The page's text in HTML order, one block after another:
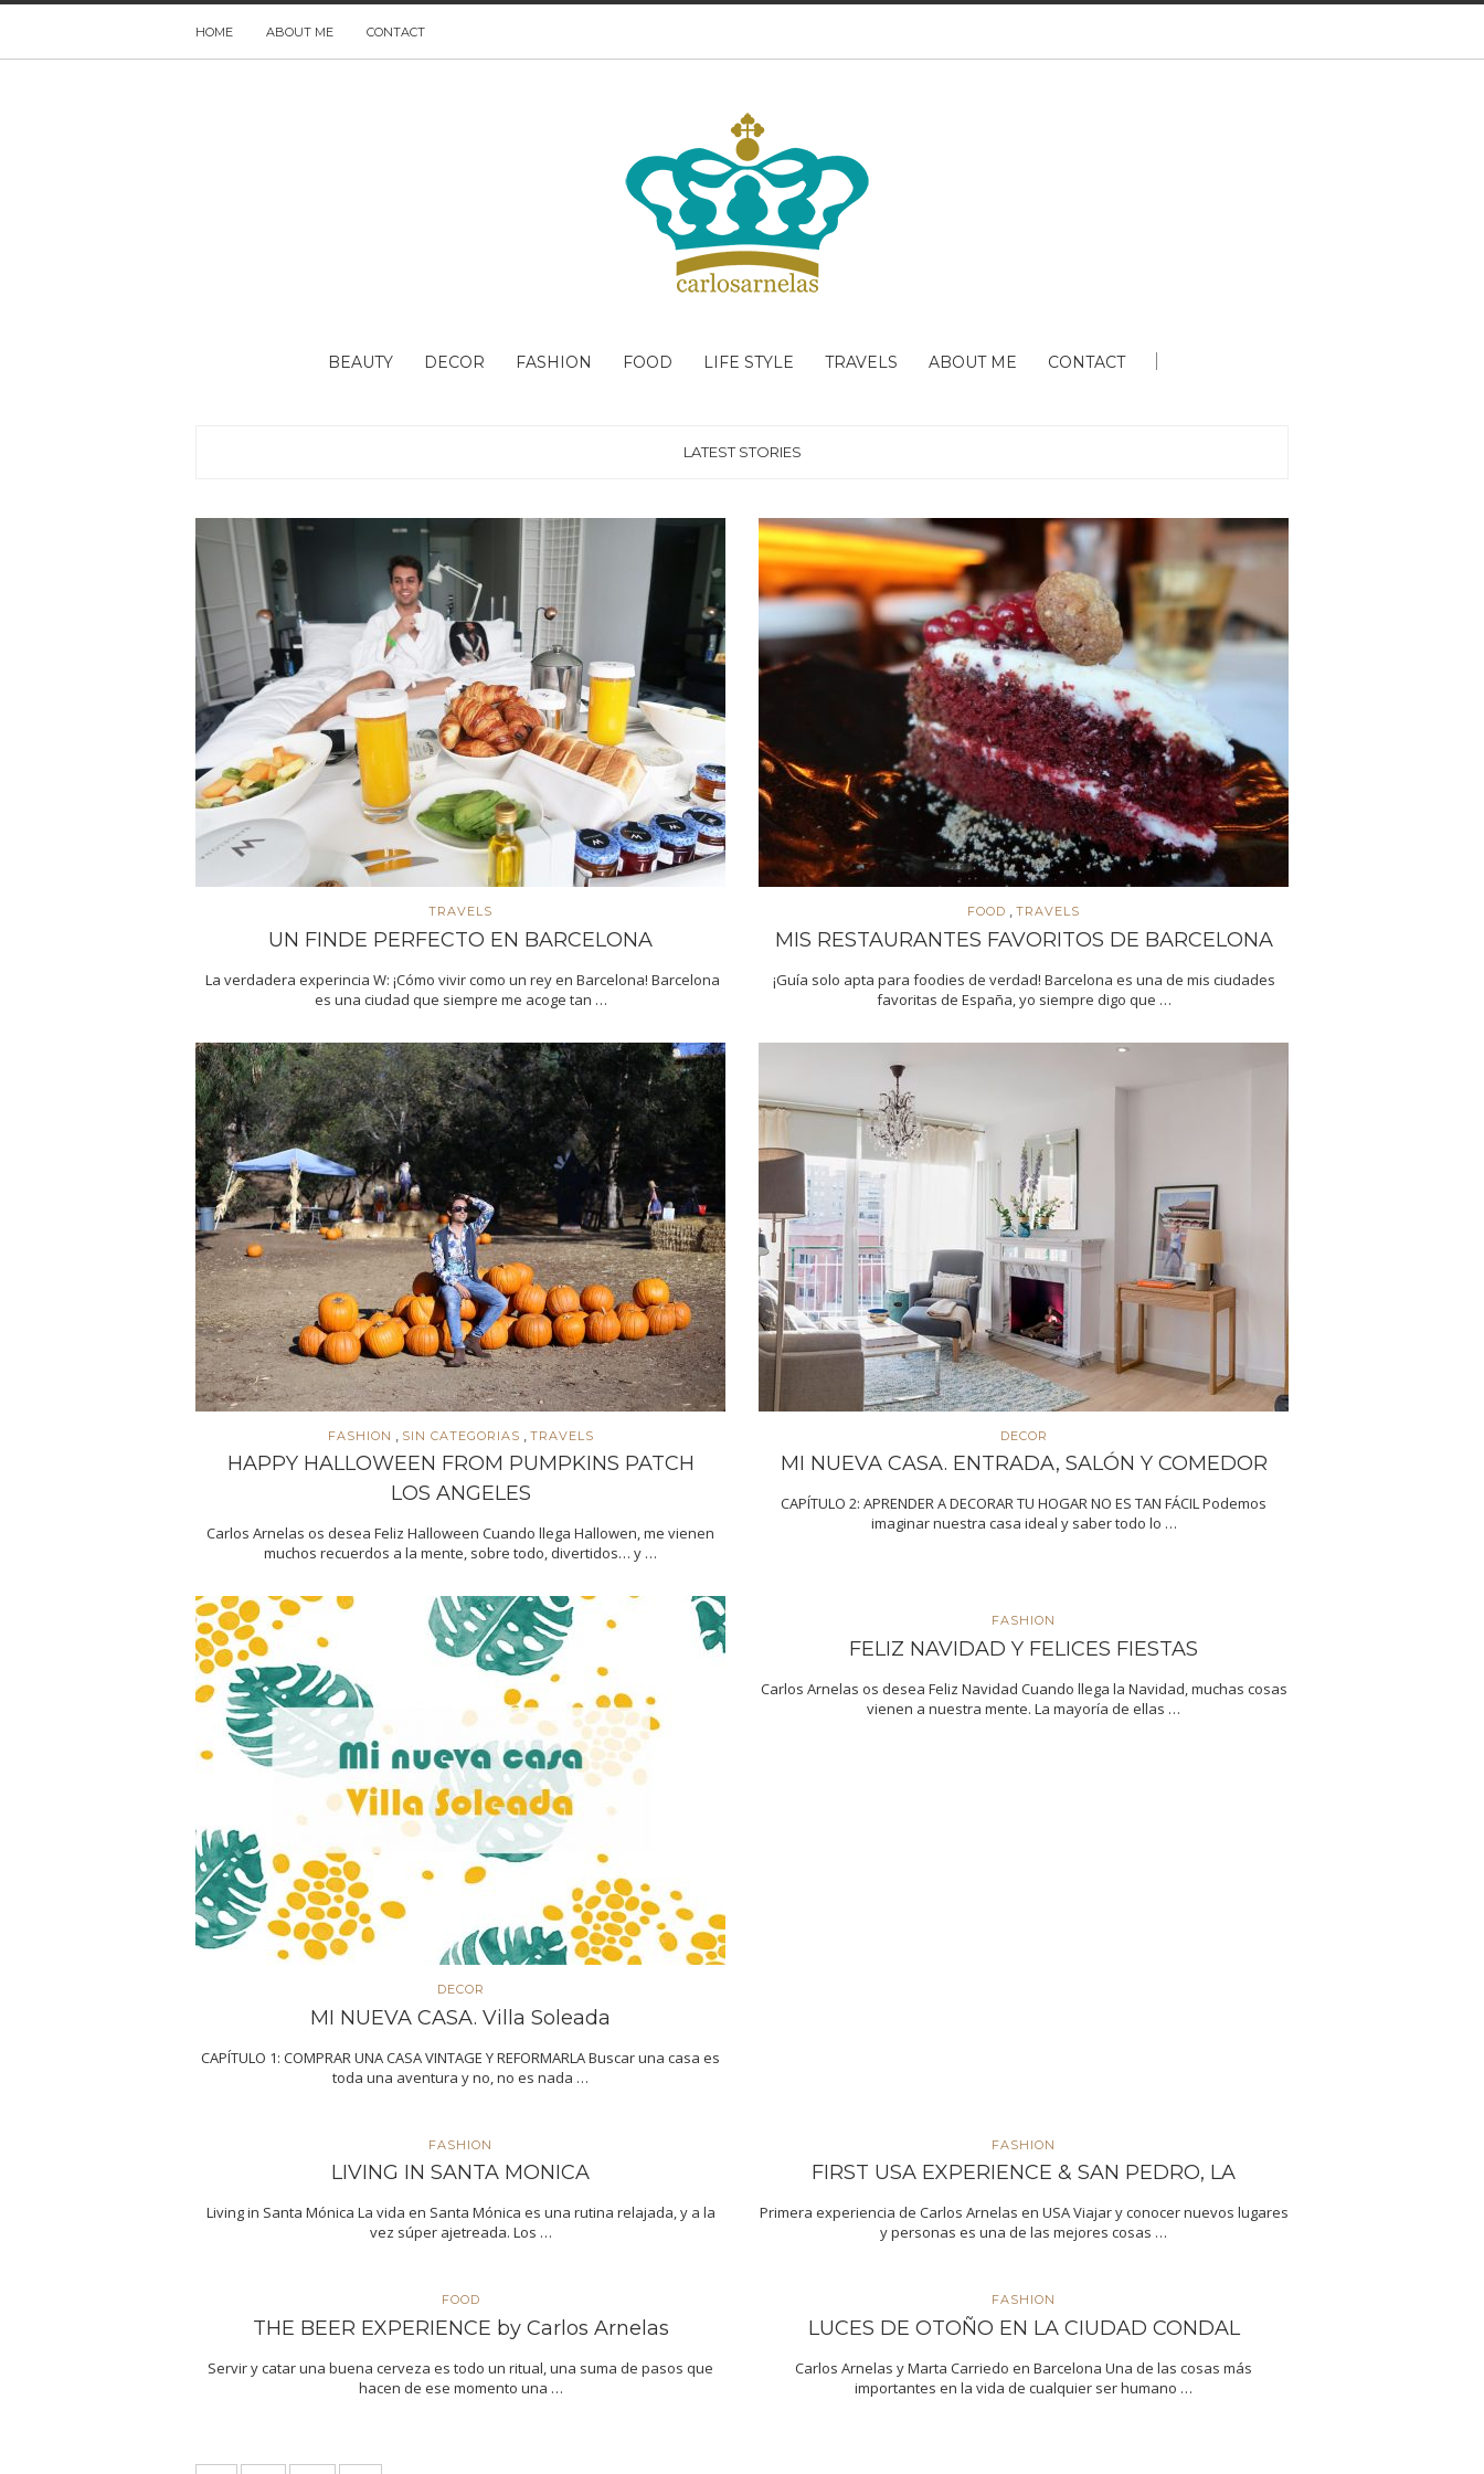
HOME ABOUT ME CONTACT
BEAUTY DECOR FASHION FOOD LIFE STYLE TRAVELS ABOUT ME CONTACT
LATEST STORIES
TRAVELS
UN FINDE PERFECTO EN BARCELONA
La verdadera experincia W: ¡Cómo vivir como un rey en Barcelona! Barcelona
es una ciudad que siempre me acoge tan …
FOOD TRAVELS
MIS RESTAURANTES FAVORITOS DE BARCELONA
¡Guía solo apta para foodies de verdad! Barcelona es una de mis ciudades
favoritas de España, yo siempre digo que …
FASHION SIN CATEGORIAS TRAVELS
HAPPY HALLOWEEN FROM PUMPKINS PATCH
LOS ANGELES
Carlos Arnelas os desea Feliz Halloween Cuando llega Hallowen, me vienen
muchos recuerdos a la mente, sobre todo, divertidos… y …
DECOR
MI NUEVA CASA. ENTRADA, SALÓN Y COMEDOR
CAPÍTULO 2: APRENDER A DECORAR TU HOGAR NO ES TAN FÁCIL Podemos
imaginar nuestra casa ideal y saber todo lo …
DECOR
MI NUEVA CASA. Villa Soleada
CAPÍTULO 1: COMPRAR UNA CASA VINTAGE Y REFORMARLA Buscar una casa es
toda una aventura y no, no es nada …
FASHION
FELIZ NAVIDAD Y FELICES FIESTAS
Carlos Arnelas os desea Feliz Navidad Cuando llega la Navidad, muchas cosas
vienen a nuestra mente. La mayoría de ellas …
FASHION
LIVING IN SANTA MONICA
Living in Santa Mónica La vida en Santa Mónica es una rutina relajada, y a la
vez súper ajetreada. Los …
FASHION
FIRST USA EXPERIENCE & SAN PEDRO, LA
Primera experiencia de Carlos Arnelas en USA Viajar y conocer nuevos lugares
y personas es una de las mejores cosas …
FOOD
THE BEER EXPERIENCE by Carlos Arnelas
Servir y catar una buena cerveza es todo un ritual, una suma de pasos que
hacen de ese momento una …
FASHION
LUCES DE OTOÑO EN LA CIUDAD CONDAL
Carlos Arnelas y Marta Carriedo en Barcelona Una de las cosas más
importantes en la vida de cualquier ser humano …